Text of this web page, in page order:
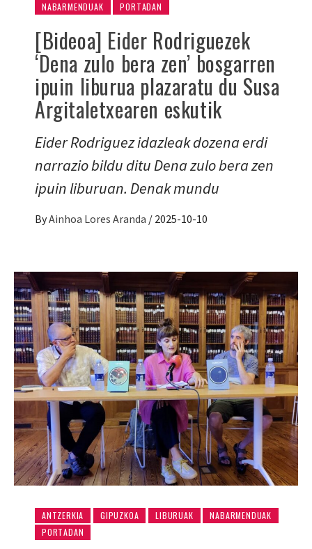
NABARMENDUAK
PORTADAN
[Bideoa] Eider Rodriguezek
‘Dena zulo bera zen’ bosgarren
ipuin liburua plazaratu du Susa
Argitaletxearen eskutik
Eider Rodriguez idazleak dozena erdi
narrazio bildu ditu Dena zulo bera zen
ipuin liburuan. Denak mundu
ByAinhoa Lores Aranda / 2025-10-10
ANTZERKIA GIPUZKOA LIBURUAK
NABARMENDUAK
PORTADAN